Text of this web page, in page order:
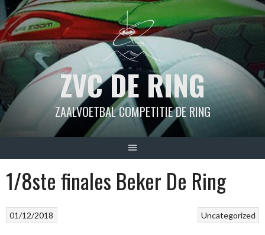
Spring
naar
inhoud
ZVC DE RING
ZAALVOETBAL COMPETITIE DE RING
1/8ste finales Beker De Ring
Uncategorized
01/12/2018